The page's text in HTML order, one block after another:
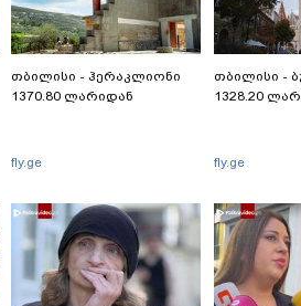
თბილისი - ჰერაკლიონი
1370.80 ლარიდან
fly.ge
თბილისი -
1328.20
fly.ge